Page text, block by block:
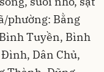
phường: Bằng
Tuyền, Bình
Dân Chủ,